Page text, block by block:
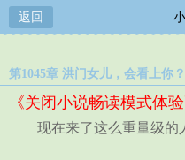
返回
第1045章 洪门女儿，会看上你
《关闭小说畅读模式体验
现在来了这么重量级的人